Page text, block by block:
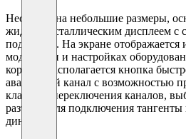
Несмотря на небольшие размеры,
жидкокристаллическим дисплеем с
подсветки. На экране
модуляции и настройках
корпусе располагается кнопка
аварийный канал с возможностью
клавиши переключения каналов,
разъемы для подключения
динамика.